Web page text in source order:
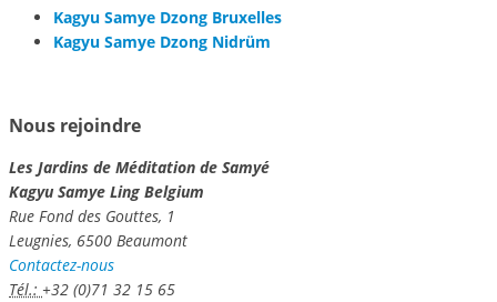
Kagyu Samye Dzong Bruxelles
Kagyu Samye Dzong Nidrüm
Nous rejoindre
Les Jardins de Méditation de Samyé
Kagyu Samye Ling Belgium
Rue Fond des Gouttes, 1
Leugnies, 6500 Beaumont
Contactez-nous
Tél.: +32 (0)71 32 15 65